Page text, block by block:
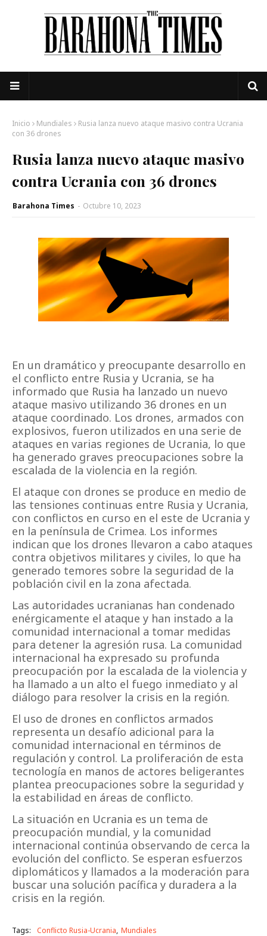
Inicio Mundiales
Rusia lanza nuevo ataque masivo contra Ucrania
con 36 drones
Rusia lanza nuevo ataque masivo
contra Ucrania con 36 drones
Barahona Times - Octubre 10, 2023
En un dramático y preocupante desarrollo en
el conflicto entre Rusia y Ucrania, se ha
informado que Rusia ha lanzado un nuevo
ataque masivo utilizando 36 drones en un
ataque coordinado. Los drones, armados con
explosivos, fueron utilizados en una serie de
ataques en varias regiones de Ucrania, lo que
ha generado graves preocupaciones sobre la
escalada de la violencia en la región.
El ataque con drones se produce en medio de
las tensiones continuas entre Rusia y Ucrania,
con conflictos en curso en el este de Ucrania y
en la península de Crimea. Los informes
indican que los drones llevaron a cabo ataques
contra objetivos militares y civiles, lo que ha
generado temores sobre la seguridad de la
población civil en la zona afectada.
Las autoridades ucranianas han condenado
enérgicamente el ataque y han instado a la
comunidad internacional a tomar medidas
para detener la agresión rusa. La comunidad
internacional ha expresado su profunda
preocupación por la escalada de la violencia y
ha llamado a un alto el fuego inmediato y al
diálogo para resolver la crisis en la región.
El uso de drones en conflictos armados
representa un desafío adicional para la
comunidad internacional en términos de
regulación y control. La proliferación de esta
tecnología en manos de actores beligerantes
plantea preocupaciones sobre la seguridad y
la estabilidad en áreas de conflicto.
La situación en Ucrania es un tema de
preocupación mundial, y la comunidad
internacional continúa observando de cerca la
evolución del conflicto. Se esperan esfuerzos
diplomáticos y llamados a la moderación para
buscar una solución pacífica y duradera a la
crisis en la región.
Tags: Conflicto Rusia-Ucrania Mundiales